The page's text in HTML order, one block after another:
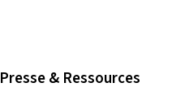
Presse & Ressources